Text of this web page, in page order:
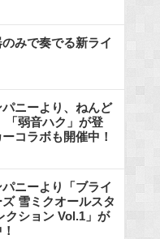
みで奏でる新ライ
ニーより、ねんど
「弱音ハク」が登
コラボも開催中！
ニーより「ブライ
雪ミクオールスタ
クション Vol.1」が